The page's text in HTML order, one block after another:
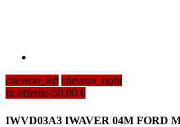
chevron_left chevron_right
In offerta!-50,00 €
IWVD03A3 IWAVER 04M FORD